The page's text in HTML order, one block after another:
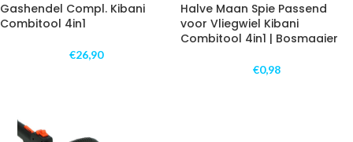
Gashendel Compl. Kibani
Combitool 4in1
€26,90
Halve Maan Spie Passend
voor Vliegwiel Kibani
Combitool 4in1 | Bosmaaier
€0,98